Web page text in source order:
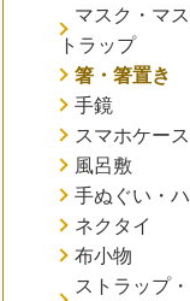
マスク・マ
トラップ
箸・箸置き
手鏡
スマホケー
風呂敷
手ぬぐい・
ネクタイ
布小物
ストラップ